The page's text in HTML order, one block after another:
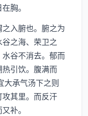
胸。
入腑也。腑之为
之海、荣卫之
谷不消去。郁而
引饮。腹满而
大承气汤下之则
其里。而反汗
补。